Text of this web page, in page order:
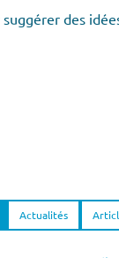
des
Actualités